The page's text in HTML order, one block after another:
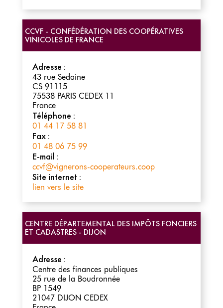
CCVF - CONFÉDÉRATION DES COOPÉRATIVES
VINICOLES DE FRANCE
Adresse :
43 rue Sedaine
CS 91115
75538 PARIS CEDEX 11
France
Téléphone :
01 44 17 58 81
Fax :
01 48 06 75 99
E-mail :
ccvf@vignerons-cooperateurs.coop
Site internet :
lien vers le site
CENTRE DÉPARTEMENTAL DES IMPÔTS FONCIERS
ET CADASTRES - DIJON
Adresse :
Centre des finances publiques
25 rue de la Boudronnée
BP 1549
21047 DIJON CEDEX